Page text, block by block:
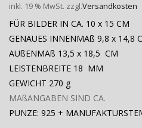
inkl. 19 % MwSt. zzgl.Versandkosten
FÜR BILDER IN CA. 10 x 15 CM
GENAUES INNENMAß 9,8 x 14,8
AUßENMAß 13,5 x 18,5 CM
LEISTENBREITE 18 MM
GEWICHT 270 g
MAßANGABEN SIND CA.
PUNZE: 925 +